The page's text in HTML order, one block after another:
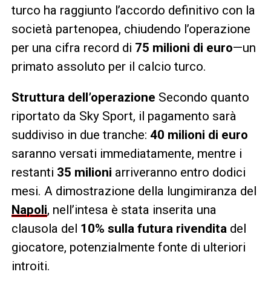
turco ha raggiunto l’accordo definitivo con la
società partenopea, chiudendo l’operazione
per una cifra record di 75 milioni di euro—un
primato assoluto per il calcio turco.
Struttura dell’operazione Secondo quanto
riportato da Sky Sport, il pagamento sarà
suddiviso in due tranche: 40 milioni di euro
saranno versati immediatamente, mentre i
restanti 35 milioni arriveranno entro dodici
mesi. A dimostrazione della lungimiranza del
Napoli, nell’intesa è stata inserita una
clausola del 10% sulla futura rivenditadel
giocatore, potenzialmente fonte di ulteriori
introiti.